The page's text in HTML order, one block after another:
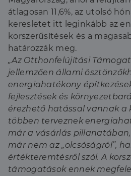
átlagosan 11,6%, az utolsó
keresletet itt leginkább az
korszerűsítések és a
határozzák meg.
„Az Otthonfelújítási
jellemzően állami
energiahatékony
fejlesztések és
érezhető hatással vannak a
többen terveznek
már a vásárlás
már nem az „olcsóságról”,
értékteremtésről szól. A
támogatások ennek